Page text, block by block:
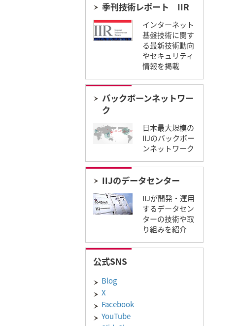
季刊技術レポート IIR​
インターネット
基盤技術に関す
る最新技術動向
やセキュリティ
情報を掲載
バックボーンネットワー
ク
日本最大規模の
IIJのバックボー
ンネットワーク
IIJのデータセンター
IIJが開発・運用
するデータセン
ターの技術や取
り組みを紹介
公式SNS
Blog
X
Facebook
YouTube